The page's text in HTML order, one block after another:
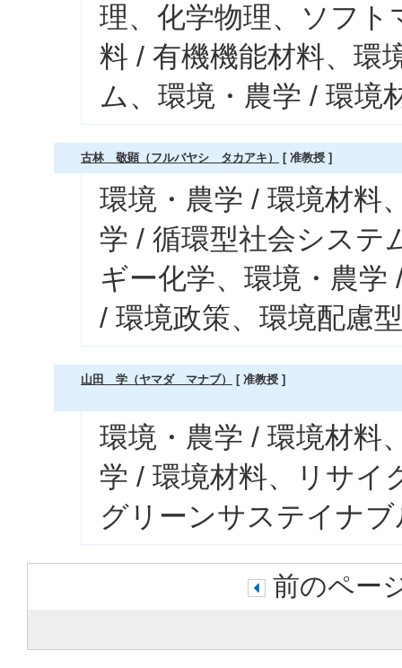
理、化学物理、ソフ
料 / 有機機能材料、環
ム、環境・農学 / 環境
古林 敬顕（フルバヤシ タカアキ） [ 准教授 ]
環境・農学 / 環境材料
学 / 循環型社会システ
ギー化学、環境・農学
/ 環境政策、環境配慮
山田 学（ヤマダ マナブ） [ 准教授 ]
環境・農学 / 環境材料
学 / 環境材料、リサイ
グリーンサステイナ
前のペー